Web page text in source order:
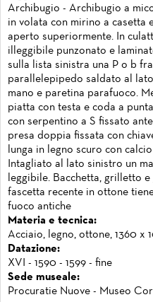
Archibugio - Archibugio a
in volata con mirino a casetta
aperto superiormente. In
illeggibile punzonato e
sulla lista sinistra una P o b
parallelepipedo saldato al
mano e paretina parafuoco.
piatta con testa e coda a
con serpentino a S fissato
presa doppia fissata con
lunga in legno scuro con
Intagliato al lato sinistro un
leggibile. Bacchetta, grilletto
fascetta recente in ottone
fuoco antiche
Materia e tecnica:
Acciaio, legno, ottone, 1360 x
Datazione:
XVI - 1590 - 1599 - fine
Sede museale:
Procuratie Nuove - Museo